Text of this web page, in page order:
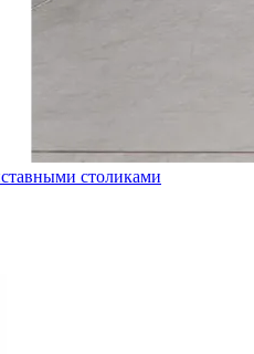
столиками